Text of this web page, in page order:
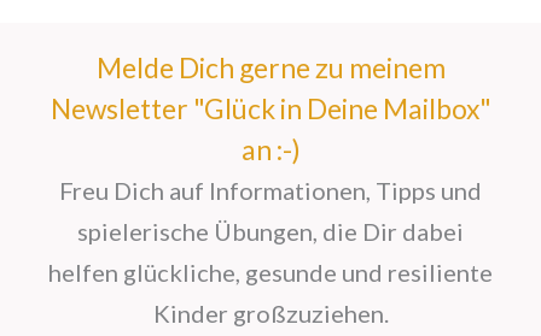
Melde Dich gerne zu meinem
Newsletter "Glück in Deine Mailbox"
an :-)
Freu Dich auf Informationen, Tipps und
spielerische Übungen, die Dir dabei
helfen glückliche, gesunde und resiliente
Kinder großzuziehen.